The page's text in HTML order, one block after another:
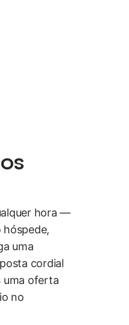
hora —
hóspede,
uma
cordial
uma oferta
no